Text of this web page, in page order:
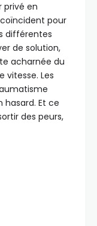
privé en
pour
différentes
de solution,
acharnée du
vitesse. Les
hasard. Et ce
des peurs,